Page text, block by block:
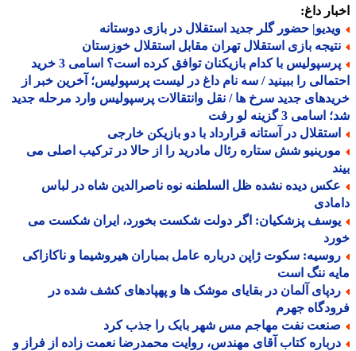
داغ:
حضور گلر جدید استقلال در بازی دوستانه
بازی استقلال تهران مقابل استقلال خوزستان
پرسپولیس با کدام بازیکنان توافق کرده است؟ اسامی 3 خرید
را ببینید / سه نام داغ در لیست پرسپولیس؛ آخرین خبر از
جدید سرخ ها / نقل وانتقالات پرسپولیس وارد مرحله جدید
3 گزینه لو رفت
در آستانه قرارداد با دو بازیکن خارجی
شش ستاره رئال مادرید را از حالا در ترکیب اصلی می
دیده نشده ظل السلطنه نوه ناصرالدین شاه در لباس
پزشکیان: اگر دولت شکست بخورد، ایران شکست می
سکوت ژاپن درباره عامل بمباران هیروشیما و ناکازاکی
ننگ است
آلمان در بقایای موشک ها و پهپادهای کشف شده در
جهرم
نفت مهاجم مس شهر بابک را جذب کرد
کتاب آقای مهندس، روایت محمدرضا نعمت زاده از فراز و